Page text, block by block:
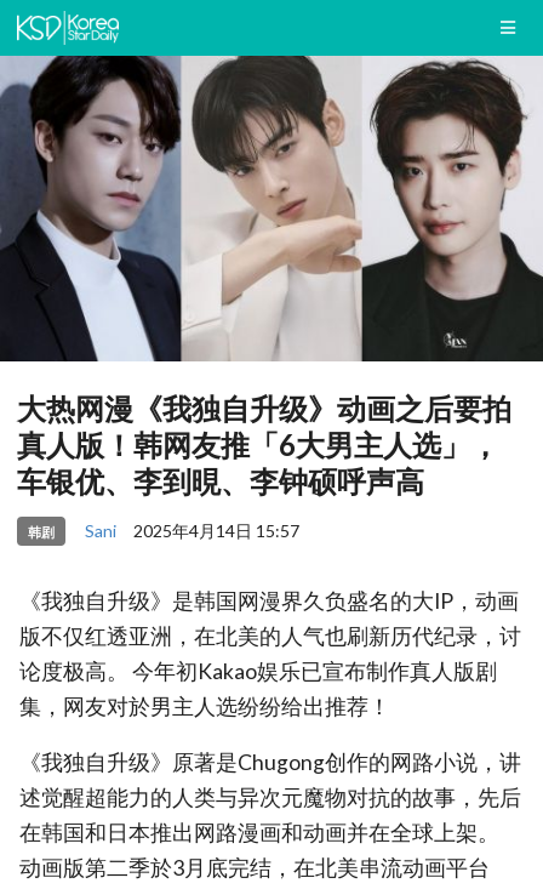
大热网漫《我独自升级》动画之后要拍
真人版！韩网友推「6大男主人选」，
车银优、李到晛、李钟硕呼声高
韩剧 Sani 2025年4月14日 15:57
《我独自升级》是韩国网漫界久负盛名的大IP，动画
版不仅红透亚洲，在北美的人气也刷新历代纪录，讨
论度极高。 今年初Kakao娱乐已宣布制作真人版剧
集，网友对於男主人选纷纷给出推荐！
《我独自升级》原著是Chugong创作的网路小说，讲
述觉醒超能力的人类与异次元魔物对抗的故事，先后
在韩国和日本推出网路漫画和动画并在全球上架。
动画版第二季於3月底完结，在北美串流动画平台